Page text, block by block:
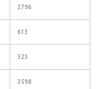
2796
613
323
3598